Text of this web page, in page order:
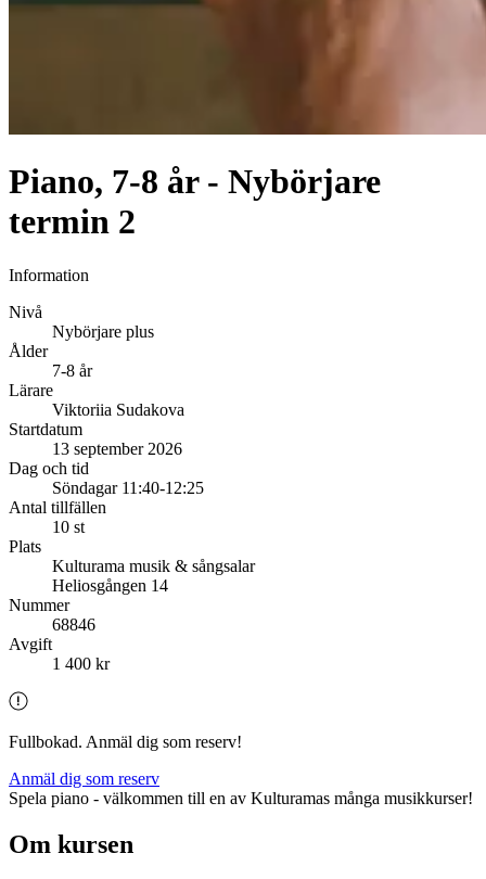
Piano, 7-8 år - Nybörjare
termin 2
Information
Nivå
Nybörjare plus
Ålder
7-8 år
Lärare
Viktoriia Sudakova
Startdatum
13 september 2026
Dag och tid
Söndagar 11:40-12:25
Antal tillfällen
10 st
Plats
Kulturama musik & sångsalar
Heliosgången 14
Nummer
68846
Avgift
1 400 kr
Fullbokad. Anmäl dig som reserv!
Anmäl dig som reserv
Spela piano - välkommen till en av Kulturamas många musikkurser!
Om kursen